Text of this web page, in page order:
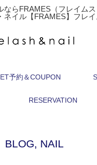
らFRAMES（フレイムス
ネイル【FRAMES】フレ
予約＆COUPON
RESERVATION
BLOG, NAIL